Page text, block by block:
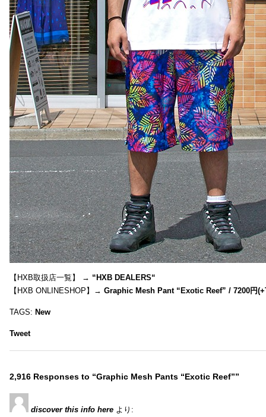
【HXB取扱店一覧】 → “HXB DEALERS“
【HXB ONLINESHOP】→ Graphic Mesh Pant “Exotic Reef” / 7200円
TAGS: New
Tweet
2,916 Responses to “Graphic Mesh Pants “Exotic Reef””
discover this info here より: